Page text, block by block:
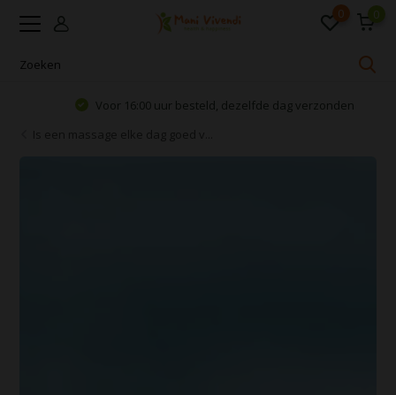
0 0
Voor 16:00 uur besteld, dezelfde dag verzonden